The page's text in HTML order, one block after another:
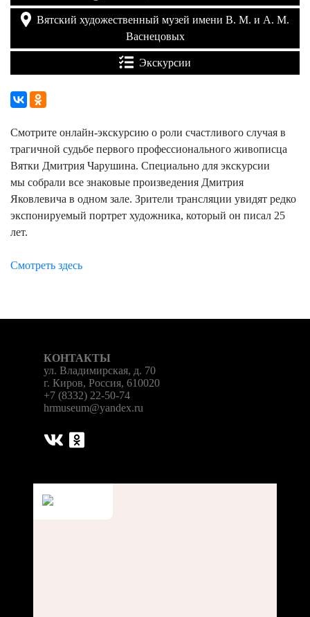
Вятский художественный музей имени В. М. и А. М.
Васнецовых
Экскурсии
Смотрите онлайн-экскурсию о роли счастливого случая в
трагичной судьбе первого профессионального живописца
Вятки Дмитрия Чарушина. Специально для экскурсии
мы собрали все знаковые произведения Дмитрия
Яковлевича в одном зале. Зрители трансляции увидят редко
экспонируемый портрет художника, который он писал 25
лет.
Смотреть здесь
КОНТАКТЫ
ул. Владимирская, д. 70
г. Киров, Россия, 610020
+7 (8332) 22-50-74
hrmuseum@yandex.ru